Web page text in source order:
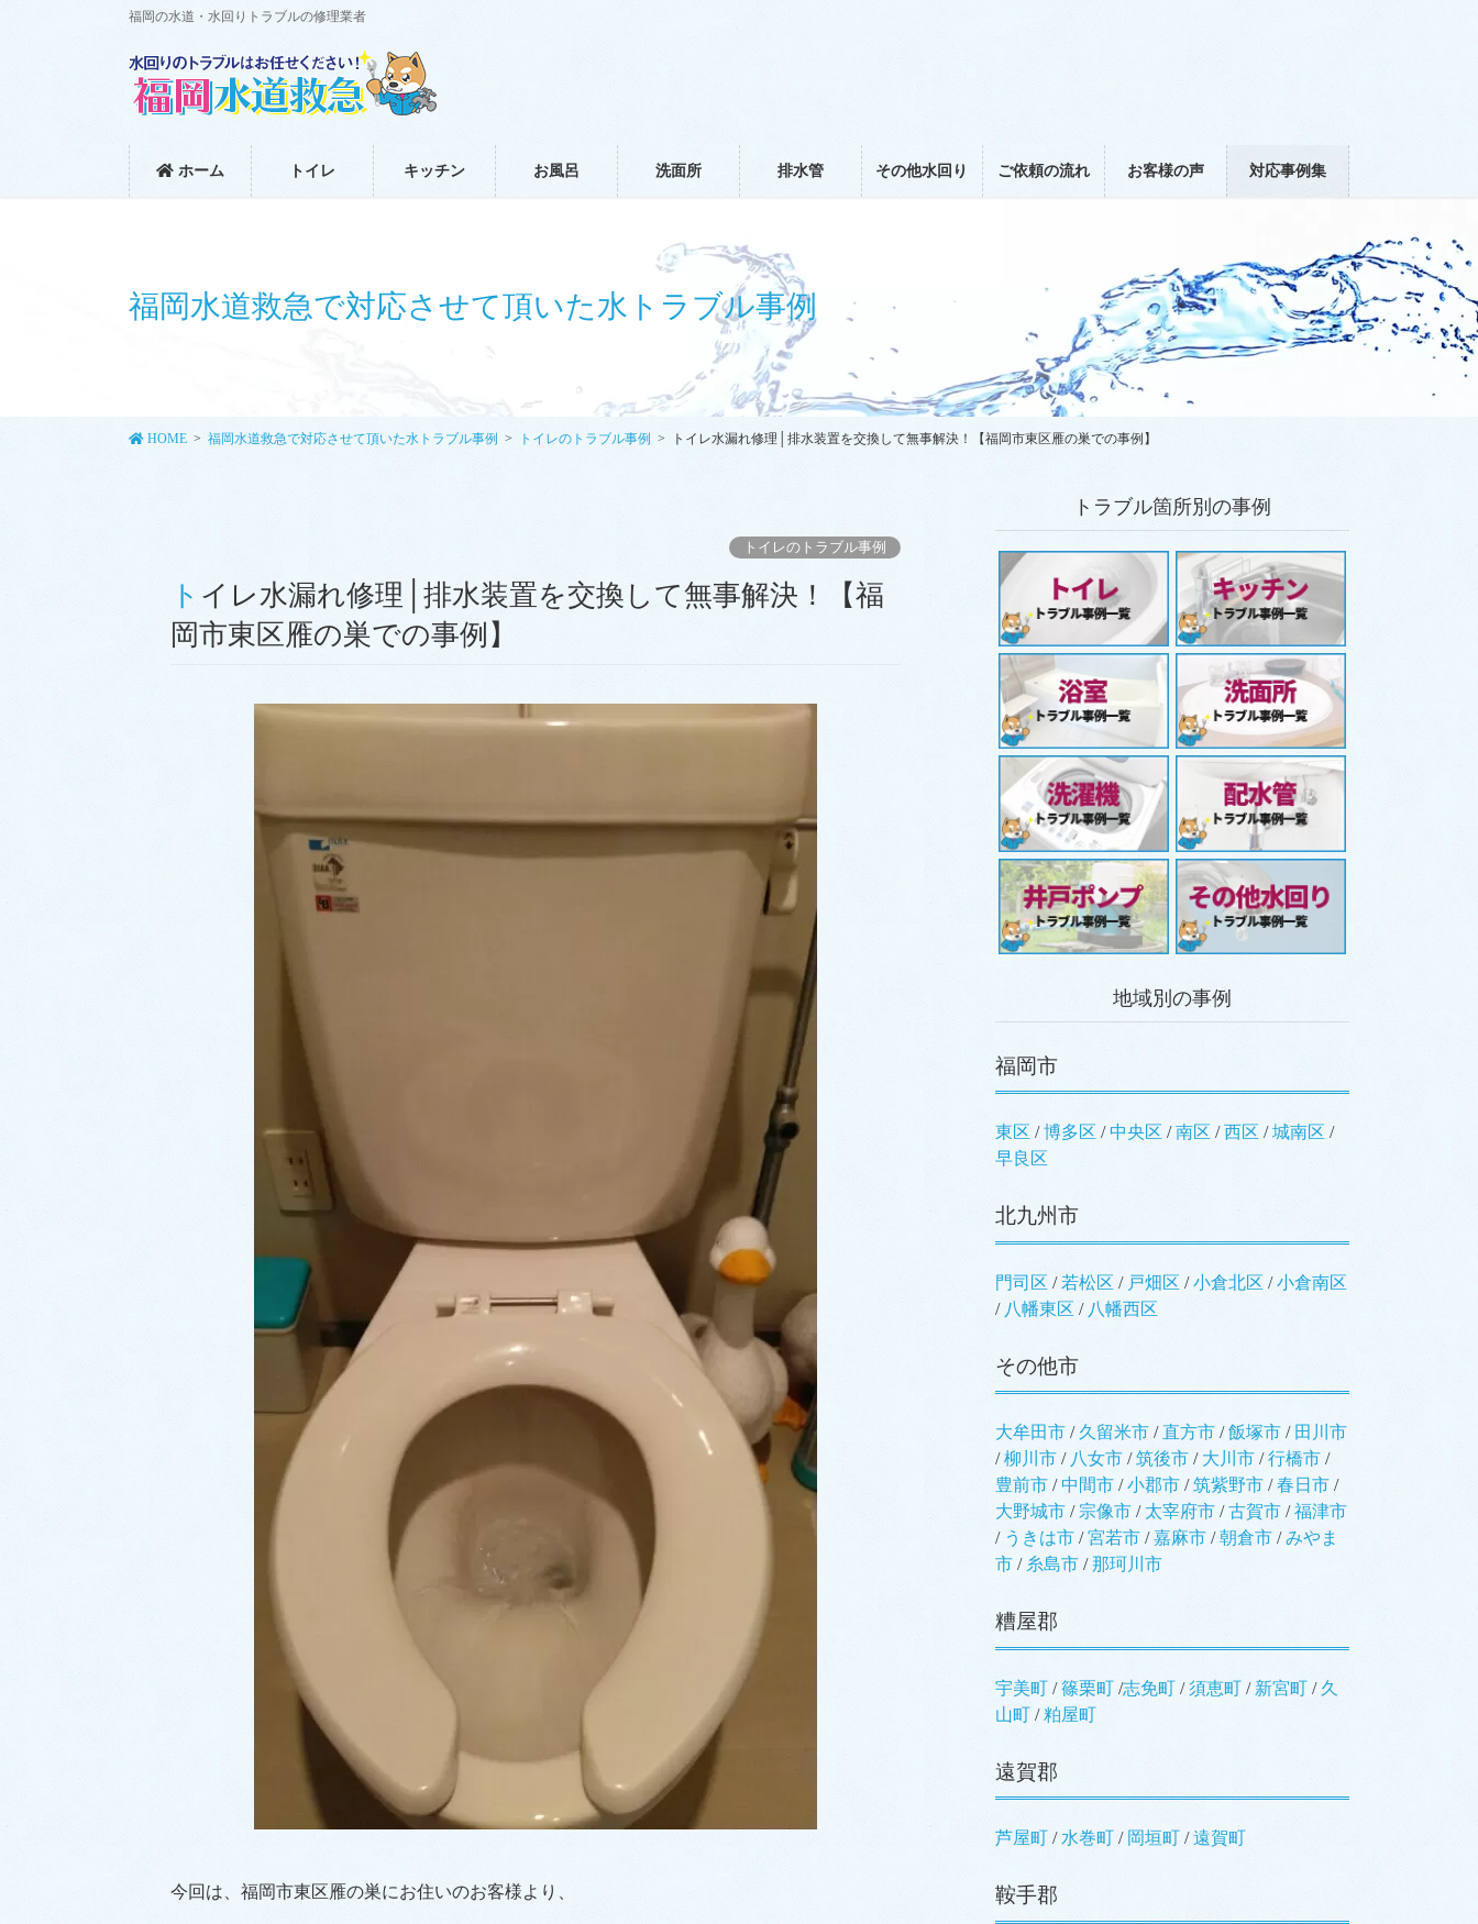
福岡の水道・水回りトラブルの修理業者
ホーム トイレ キッチン お風呂 洗面所 排水管 その他水回り ご依頼の流れ お客様の声 対応事例集
福岡水道救急で対応させて頂いた水トラブル事例
HOME 福岡水道救急で対応させて頂いた水トラブル事例 トイレのトラブル事例 トイレ水漏れ修理│排水装置を交換して無事解決！【福岡市東区雁の巣での事例】
トイレのトラブル事例
トイレ水漏れ修理│排水装置を交換して無事解決！【福
岡市東区雁の巣での事例】
今回は、福岡市東区雁の巣にお住いのお客様より、
トラブル箇所別の事例
地域別の事例
福岡市
東区 /博多区 /中央区 /南区 /西区 /城南区 /
早良区
北九州市
門司区 / 若松区 / 戸畑区 /小倉北区 /小倉南区
/ 八幡東区 / 八幡西区
その他市
大牟田市 / 久留米市 /直方市 /飯塚市 / 田川市
/柳川市 / 八女市 /筑後市 / 大川市 /行橋市 /
豊前市 /中間市 /小郡市 /筑紫野市 /春日市 /
大野城市 / 宗像市 / 太宰府市 /古賀市 /福津市
/ うきは市 /宮若市 /嘉麻市 /朝倉市 /みやま
市 / 糸島市 /那珂川市
糟屋郡
宇美町 /篠栗町 /志免町 /須恵町 / 新宮町 / 久
山町 /粕屋町
遠賀郡
芦屋町 / 水巻町 / 岡垣町 /遠賀町
鞍手郡